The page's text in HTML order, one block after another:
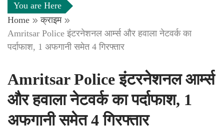
You are Here
Home
क्राइम
Amritsar Police इंटरनेशनल आर्म्स और हवाला नेटवर्क का
पर्दाफाश, 1 अफगानी समेत 4 गिरफ्तार
Amritsar Police इंटरनेशनल आर्म्स
और हवाला नेटवर्क का पर्दाफाश, 1
अफगानी समेत 4 गिरफ्तार